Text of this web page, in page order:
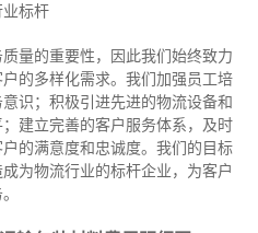
标杆
量的重要性，因此我们始终致力
的多样化需求。我们加强员工培
识；积极引进先进的物流设备和
建立完善的客户服务体系，及时
的满意度和忠诚度。我们的目标
为物流行业的标杆企业，为客户